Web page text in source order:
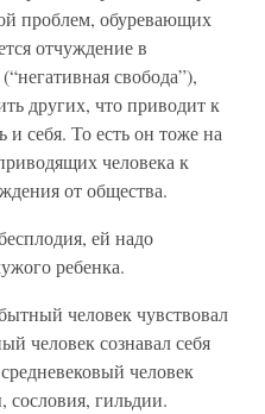
проблем, обуревающих
отчуждение в
свобода”),
других, что приводит к
себя. То есть он тоже на
человека к
от общества.
ей надо
ребенка.
человек чувствовал
человек сознавал себя
человек
гильдии.